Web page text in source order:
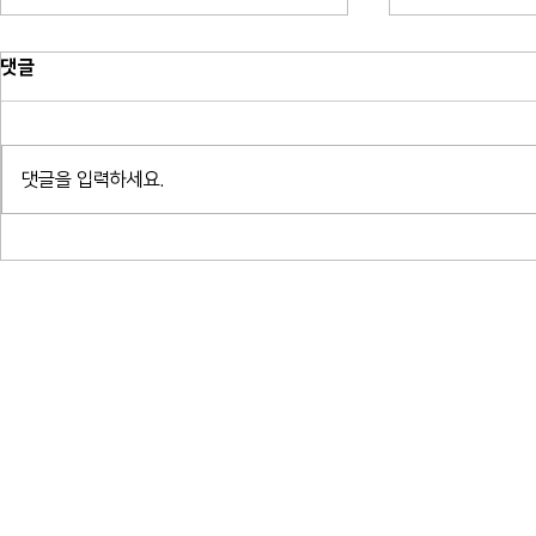
댓글
댓글을 입력하세요.